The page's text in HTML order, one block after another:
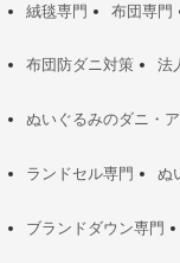
絨毯専門 布団専門
布団防ダニ対策 法
ぬいぐるみのダニ・
ランドセル専門 ぬ
ブランドダウン専門